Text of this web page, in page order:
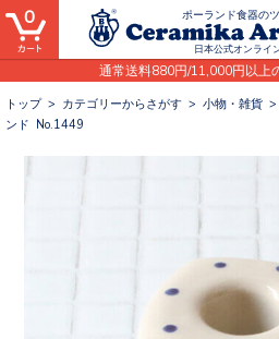
ポーランド食器の
日本公式オンライ
通常送料880円/11,000円以上
0
トップ> カテゴリーからさがす > 小物・雑貨 >
ンド No.1449